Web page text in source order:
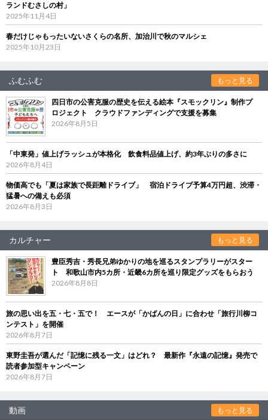
ランドむさしの村」
2025年11月4日
春だけじゃもったいないさくらの名所、加治川で秋のマルシェ
2025年10月23日
ふむふむ もっと見る
四日市の公害克服の歴史を伝える絵本『スモックリン』制作プ
ロジェクト クラウドファンディングで支援を募集
2026年8月5日
「中東発」値上げラッシュが本格化 飲食料品値上げ、約3年ぶりの多さに
2026年8月4日
物価高でも「夏は家族で長距離ドライブ」 宿泊ドライブ予算4万円超、渋滞・
猛暑への備えも必須
2026年8月3日
カルチャー もっと見る
豊臣秀吉・秀長兄弟ゆかりの地を巡るスタンプラリーがスター
ト 和歌山市内5カ所・近畿6カ所を巡り限定グッズをもらおう
2026年8月8日
旅の思い出を五・七・五で！ エースが「かばんの日」に合わせ「旅行川柳コ
ンテスト」を開催
2026年8月7日
東野圭吾が選んだ「記憶に残る一文」はどれ？ 最新作『永遠の記憶』発売で
読者参加型キャンペーン
2026年8月7日
動画 もっと見る